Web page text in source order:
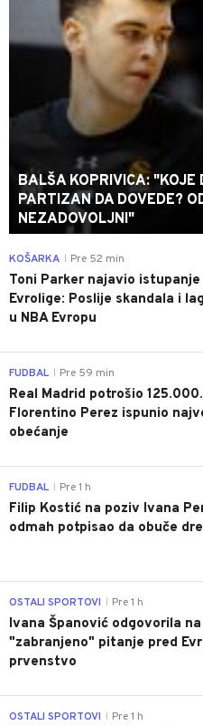
BALŠA KOPRIVICA: "KOJE
PARTIZAN DA DOVEDE?
NEZADOVOLJNI"
KOŠARKA Pre 52 min
Toni Parker najavio istupanje
Evrolige: Poslije skandala i
u NBA Evropu
FUDBAL Pre 59 min
Real Madrid potrošio
Florentino Perez ispunio
obećanje
FUDBAL Pre 1 h
Filip Kostić na poziv Ivana
odmah potpisao da obuče
OSTALI SPORTOVI Pre 1 h
Ivana Španović odgovorila na
"zabranjeno" pitanje pred
prvenstvo
OSTALI SPORTOVI Pre 1 h